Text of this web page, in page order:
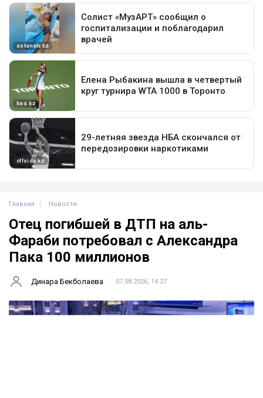
Главная Новости
Отец погибшей в ДТП на аль-
Фараби потребовал с Александра
Пака 100 миллионов
Динара Бекболаева 07.08.2026, 14:27